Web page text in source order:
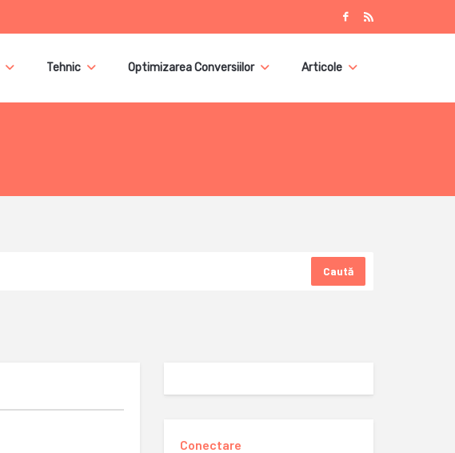
Tehnic Optimizarea Conversiilor Articole
Caută
Conectare